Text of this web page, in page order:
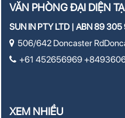
VĂN PHÒNG ĐẠI DIỆN
SUN IN PTY LTD | ABN 89
506/642 Doncaster
+61 452656969
XEM NHIỀU